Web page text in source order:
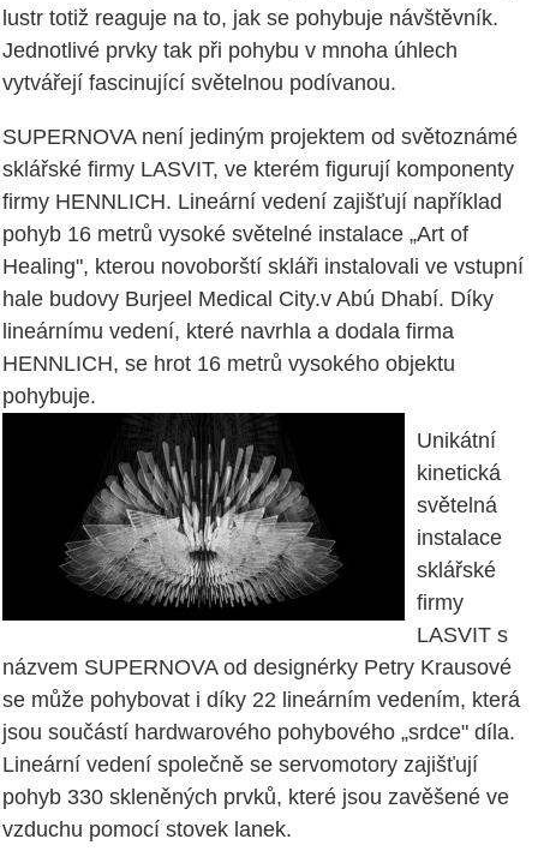
lustr totiž reaguje na to, jak se pohybuje návštěvník.
Jednotlivé prvky tak při pohybu v mnoha úhlech
vytvářejí fascinující světelnou podívanou.
SUPERNOVA není jediným projektem od světoznámé
sklářské firmy LASVIT, ve kterém figurují komponenty
firmy HENNLICH. Lineární vedení zajišťují například
pohyb 16 metrů vysoké světelné instalace „Art of
Healing", kterou novoborští skláři instalovali ve vstupní
hale budovy Burjeel Medical City.v Abú Dhabí. Díky
lineárnímu vedení, které navrhla a dodala firma
HENNLICH, se hrot 16 metrů vysokého objektu
pohybuje.
Unikátní
kinetická
světelná
instalace
sklářské
firmy
LASVIT s
názvem SUPERNOVA od designérky Petry Krausové
se může pohybovat i díky 22 lineárním vedením, která
jsou součástí hardwarového pohybového „srdce" díla.
Lineární vedení společně se servomotory zajišťují
pohyb 330 skleněných prvků, které jsou zavěšené ve
vzduchu pomocí stovek lanek.